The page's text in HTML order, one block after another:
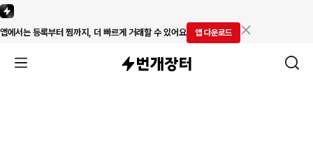
앱에서는 등록부터 찜까지, 더 빠르게 거래할 수 있어요 앱 다운로드